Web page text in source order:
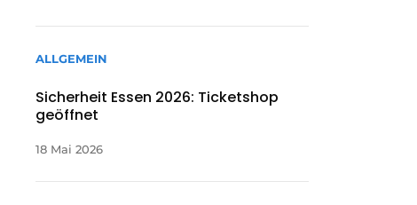
ALLGEMEIN
Sicherheit Essen 2026: Ticketshop
geöffnet
18 Mai 2026